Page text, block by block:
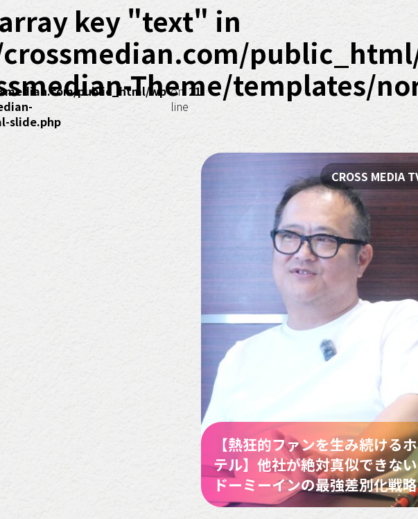
key "text" in
Theme/templates/
public_html/wp-
slide.php
on
line
21
CROSS MEDIA
【熱狂的ファンを生み続けるホ
テル】他社が絶対真似できない
ドーミーインの最強差別化戦略